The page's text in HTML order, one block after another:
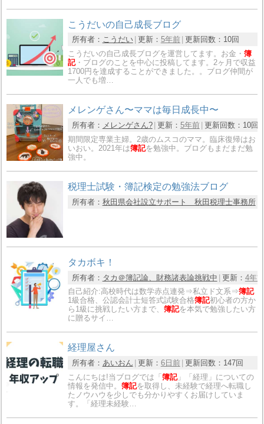
こうだいの自己成長ブログ
所有者： こうだい 更新： 5年前 更新回数： 10回
こうだいの自己成長ブログを運営してます。お金・簿
記・ブログのことを中心に投稿してます。2ヶ月で収益
1700円を達成することができました。。ブログ仲間が
一人でも増…
メレンゲさん〜ママは毎日成長中〜
所有者： メレンゲさん? 更新： 5年前 更新回数： 10回
期間限定専業主婦。2歳のムスコのママ。臨床復帰はお
いおい。2021年は簿記を勉強中。ブログもまだまだ勉
強中。
税理士試験・簿記検定の勉強法ブログ
所有者： 秋田県会社設立サポート 秋田税理士事務所
タカボキ！
所有者： タカ＠簿記論、財務諸表論挑戦中 更新： 4年前
自己紹介:高校時代は数学赤点連発⇒私立ド文系⇒簿記
1級合格、公認会計士短答式試験合格簿記初心者の方か
ら1級に挑戦したい方まで、簿記を本気で勉強したい方
に贈るサイ…
経理屋さん
所有者： あいおん 更新： 6日前 更新回数： 147回
こんにちは!当ブログでは「簿記」「経理」についての
情報を発信中。簿記を取得し、未経験で経理へ転職し
たノウハウを少しでも分かりやすくお届けしていま
す。「経理未経験…